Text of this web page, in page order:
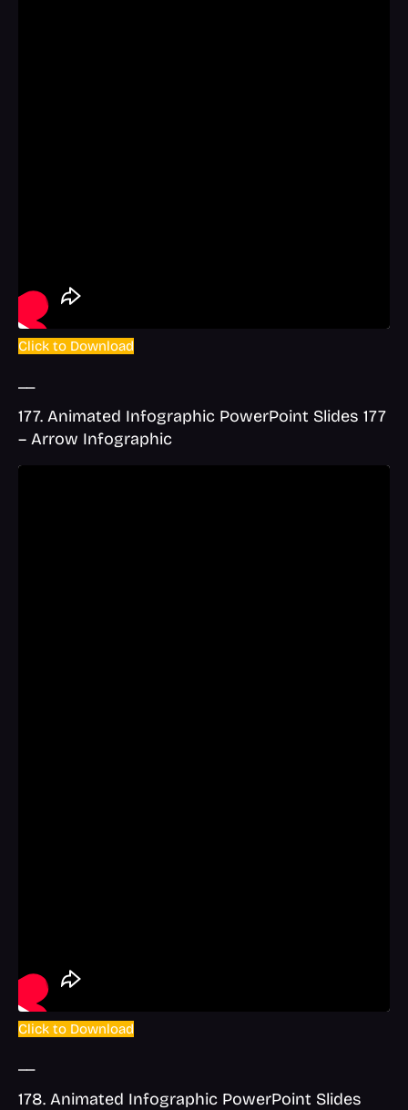
Click to Download
177. Animated Infographic PowerPoint Slides 177
– Arrow Infographic
Click to Download
178. Animated Infographic PowerPoint Slides